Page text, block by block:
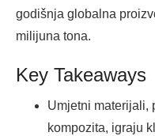
godišnja globalna
milijuna tona.
Key Takeaways
Umjetni materijali,
kompozita, igraju